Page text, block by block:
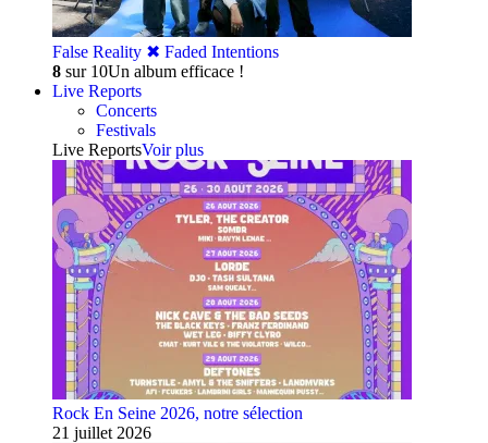
False Reality ✖︎ Faded Intentions
8 sur 10Un album efficace !
Live Reports
Concerts
Festivals
Live ReportsVoir plus
Rock En Seine 2026, notre sélection
21 juillet 2026